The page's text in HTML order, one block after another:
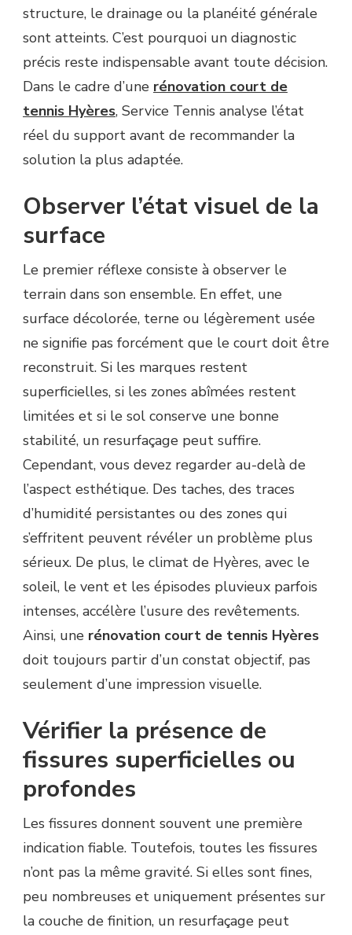
structure, le drainage ou la planéité générale
sont atteints. C’est pourquoi un diagnostic
précis reste indispensable avant toute décision.
Dans le cadre d’une rénovation court de
tennis Hyères, Service Tennis analyse l’état
réel du support avant de recommander la
solution la plus adaptée.
Observer l’état visuel de la
surface
Le premier réflexe consiste à observer le
terrain dans son ensemble. En effet, une
surface décolorée, terne ou légèrement usée
ne signifie pas forcément que le court doit être
reconstruit. Si les marques restent
superficielles, si les zones abîmées restent
limitées et si le sol conserve une bonne
stabilité, un resurfaçage peut suffire.
Cependant, vous devez regarder au-delà de
l’aspect esthétique. Des taches, des traces
d’humidité persistantes ou des zones qui
s’effritent peuvent révéler un problème plus
sérieux. De plus, le climat de Hyères, avec le
soleil, le vent et les épisodes pluvieux parfois
intenses, accélère l’usure des revêtements.
Ainsi, une rénovation court de tennis Hyères
doit toujours partir d’un constat objectif, pas
seulement d’une impression visuelle.
Vérifier la présence de
fissures superficielles ou
profondes
Les fissures donnent souvent une première
indication fiable. Toutefois, toutes les fissures
n’ont pas la même gravité. Si elles sont fines,
peu nombreuses et uniquement présentes sur
la couche de finition, un resurfaçage peut